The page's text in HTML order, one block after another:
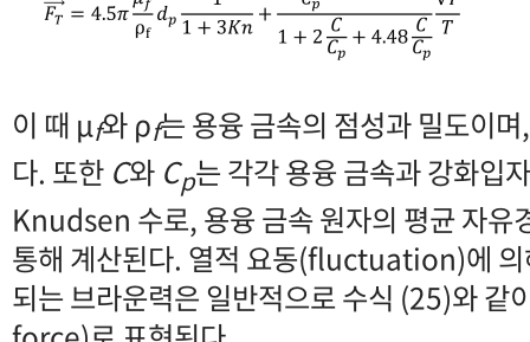
이 때 μf와 ρf는 용융 금속의 점성과 밀도이
다. 또한 C와 Cp는 각각 용융 금속과 강화입
Knudsen 수로, 용융 금속 원자의 평균 자유
통해 계산된다. 열적 요동(fluctuation)에 의
되는 브라운력은 일반적으로 수식 (25)와